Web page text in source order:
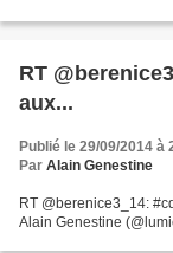
RT
aux...
Publié le 29/09/2014 à
Par Alain Genestine
RT @berenice3_14:
Alain Genestine